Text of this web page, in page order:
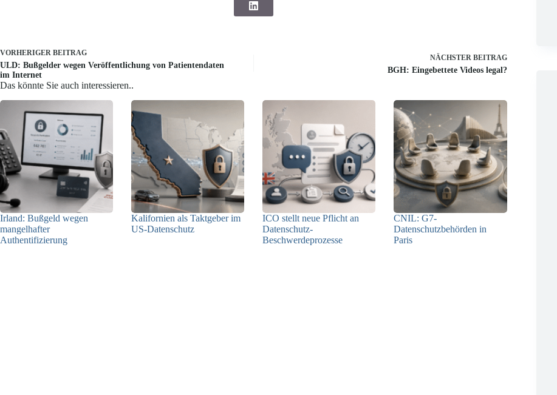
VORHERIGER BEITRAG
ULD: Bußgelder wegen Veröffentlichung von Patientendaten
im Internet
NÄCHSTER BEITRAG
BGH: Eingebettete Videos legal?
Das könnte Sie auch interessieren..
Irland: Bußgeld wegen
mangelhafter
Authentifizierung
Kalifornien als Taktgeber im
US-Datenschutz
ICO stellt neue Pflicht an
Datenschutz-
Beschwerdeprozesse
CNIL: G7-
Datenschutzbehörden in
Paris